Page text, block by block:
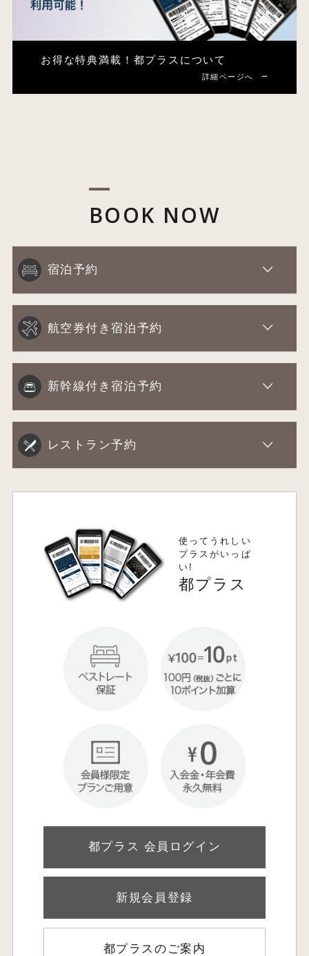
お得な特典満載！ 都プラスについて
詳細ページへ
BOOK NOW
宿泊予約
航空券付き宿泊予約
新幹線付き宿泊予約
レストラン予約
使ってうれしい
プラスがいっぱ
い!
都プラス
都プラス 会員ログイン
新規会員登録
都プラスのご案内